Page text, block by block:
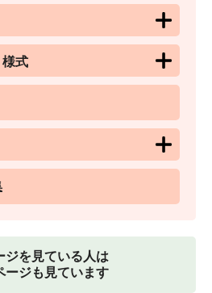
様式
ジを見ている人は
ージも見ています